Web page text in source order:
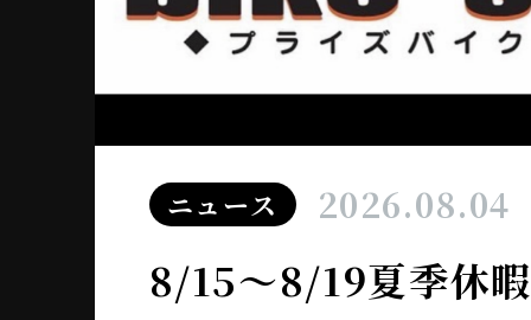
ニュース 2026.08.04
8/15～8/19夏季休